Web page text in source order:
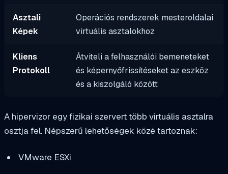
Asztali
Képek
Operációs rendszerek mesteroldalai
virtuális asztalokhoz
Kliens
Protokoll
Átviteli a felhasználói bemeneteket
és képernyőfrissítéseket az eszköz
és a kiszolgáló között
A hipervizor egy fizikai szervert több virtuális asztalra
osztja fel. Népszerű lehetőségek közé tartoznak:
VMware ESXi